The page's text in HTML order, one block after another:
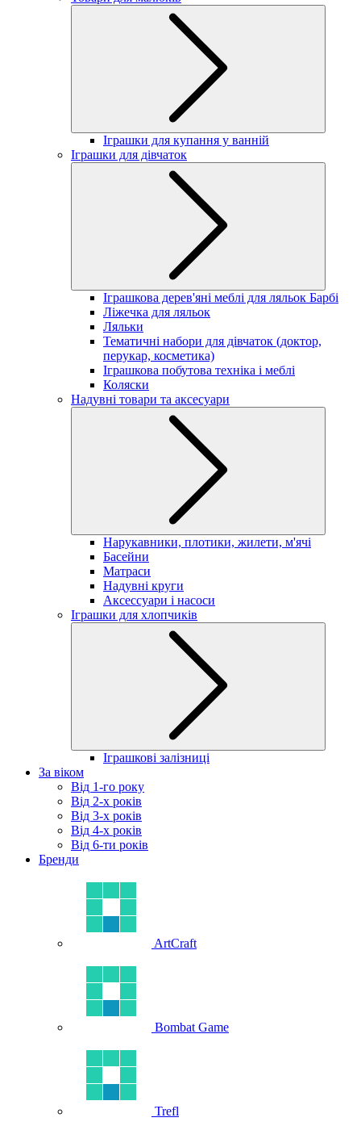
Іграшки для купання у ванній
Іграшки для дівчаток
Іграшкова дерев'яні меблі для ляльок Барбі
Ліжечка для ляльок
Ляльки
Тематичні набори для дівчаток (доктор,
перукар, косметика)
Іграшкова побутова техніка і меблі
Коляски
Надувні товари та аксесуари
Нарукавники, плотики, жилети, м'ячі
Басейни
Матраси
Надувні круги
Аксессуари і насоси
Іграшки для хлопчиків
Іграшкові залізниці
За віком
Від 1-го року
Від 2-х років
Від 3-х років
Від 4-х років
Від 6-ти років
Бренди
ArtCraft
Bombat Game
Trefl